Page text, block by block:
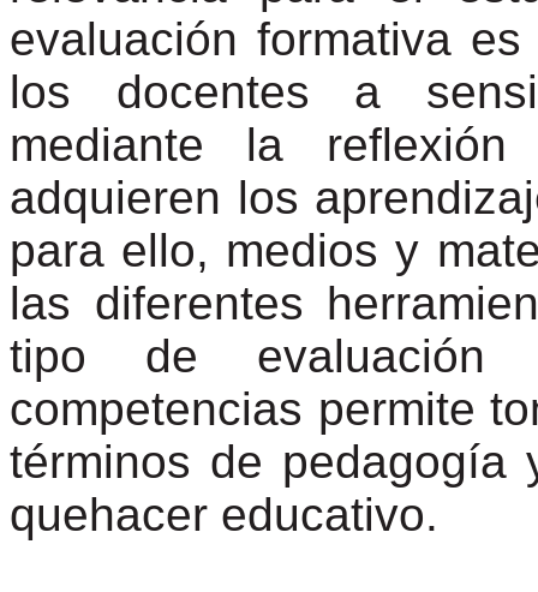
evaluación formativa
los docentes a
mediante la
adquieren los
para ello, medios y
las diferentes
tipo de evaluación
competencias permite
términos de
quehacer educativo.